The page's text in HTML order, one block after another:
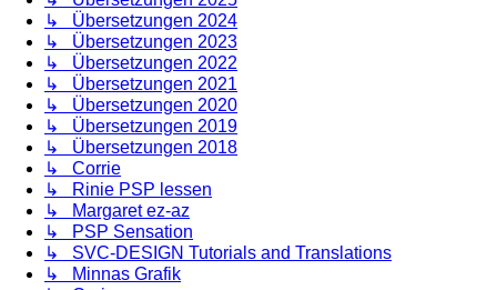
↳ Übersetzungen 2024
↳ Übersetzungen 2023
↳ Übersetzungen 2022
↳ Übersetzungen 2021
↳ Übersetzungen 2020
↳ Übersetzungen 2019
↳ Übersetzungen 2018
↳ Corrie
↳ Rinie PSP lessen
↳ Margaret ez-az
↳ PSP Sensation
↳ SVC-DESIGN Tutorials and Translations
↳ Minnas Grafik